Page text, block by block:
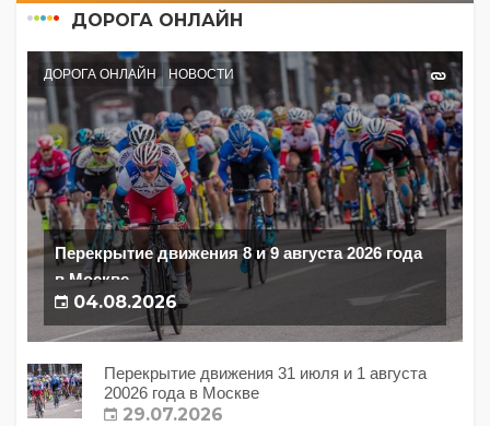
ДОРОГА ОНЛАЙН
ДОРОГА ОНЛАЙН НОВОСТИ
Перекрытие движения 8 и 9 августа 2026 года
в Москве
04.08.2026
Перекрытие движения 31 июля и 1 августа
20026 года в Москве
29.07.2026